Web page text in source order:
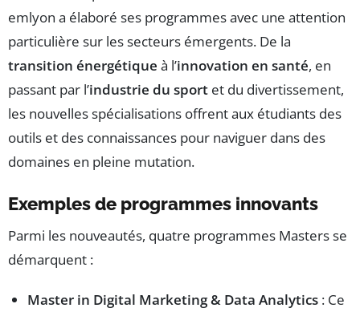
emlyon a élaboré ses programmes avec une attention
particulière sur les secteurs émergents. De la
transition énergétique à l’innovation en santé, en
passant par l’industrie du sport et du divertissement,
les nouvelles spécialisations offrent aux étudiants des
outils et des connaissances pour naviguer dans des
domaines en pleine mutation.
Exemples de programmes innovants
Parmi les nouveautés, quatre programmes Masters se
démarquent :
Master in Digital Marketing & Data Analytics : Ce